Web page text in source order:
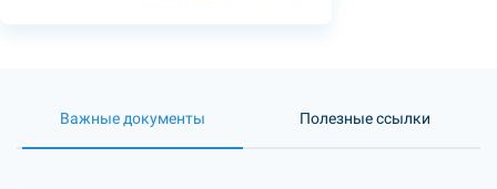
Важные документы Полезные ссылки